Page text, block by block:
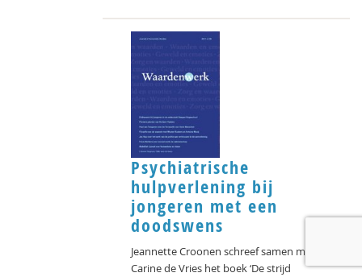
Psychiatrische
hulpverlening bij
jongeren met een
doodswens
Jeannette Croonen schreef samen met
Carine de Vries het boek ‘De strijd